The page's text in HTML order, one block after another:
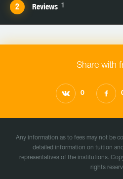
Reviews 1
Share with
0
Any information as to fees may not be
detailed information on tuition
representatives of the institutions.
rights